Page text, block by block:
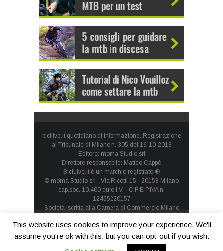
bicilive.it quotidiano di informazione. Registrazione
al Tribunale di Milano n. 305 del 16-10-2013
Editore: moma Studio srl
Direttore responsabile: Matteo Cappè
BiciLive.it è un marchio registrato ®
© moma Studio srl - Via Ricotti 15 - 20158 Milano
cap.soc. 10.400 euro I.V. - C.F E P.IVA n.
12455220157
Società iscritta alla Camera di Commercio Milano
socio unico
Privacy Policy-Cookie Policy
This website uses cookies to improve your experience. We'll
assume you're ok with this, but you can opt-out if you wish.